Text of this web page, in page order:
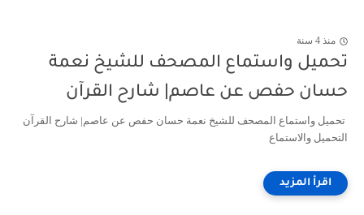
منذ 4 سنة
تحميل واستماع المصحف للشيخ نعمة
حسان حفص عن عاصم| شارح القرآن
تحميل واستماع المصحف للشيخ نعمة حسان حفص عن عاصم| شارح القرآن
التحميل والاستماع